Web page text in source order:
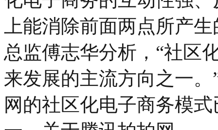
上能消除前面两点所产
总监傅志华分析，“社区
来发展的主流方向之一
网的社区化电子商务模